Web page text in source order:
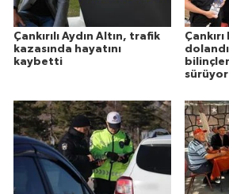
Çankırılı Aydın Altın, trafik
kazasında hayatını
kaybetti
sürüyor